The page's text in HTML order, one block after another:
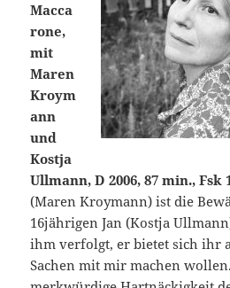
Macca
rone,
mit
Maren
Kroym
ann
und
Kostja
Ullmann, D 2006, 87 min., Fsk
(Maren Kroymann) ist die
16jährigen Jan (Kostja
ihm verfolgt, er bietet sich ihr
Sachen mit mir machen